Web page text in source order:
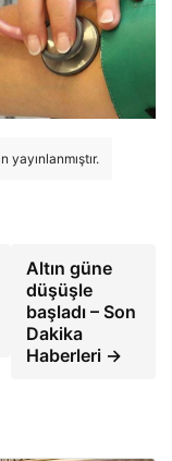
Altın güne
düşüşle
başladı – Son
Dakika
Haberleri →